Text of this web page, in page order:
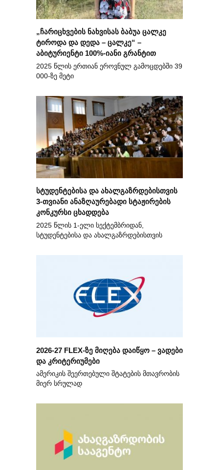
„ჩარიცხვების ნახვისას ბაბუა ცალკე
ტიროდა და დედა – ცალკე“ –
აბიტურიენტი 100%-იანი გრანტით
2025 წლის ერთიან ეროვნულ გამოცდებში 39
000-ზე მეტი
სტუდენტებისა და ახალგაზრდებისთვის
3-თვიანი ანაზღაურებადი სტაჟირების
კონკურსი ცხადდება
2025 წლის 1-ელი სექტემბრიდან,
სტუდენტებისა და ახალგაზრდებისთვის
2026-27 FLEX-ზე მიღება დაიწყო – ვადები
და კრიტერიუმები
ამერიკის შეერთებული შტატების მთავრობის
მიერ სრულად